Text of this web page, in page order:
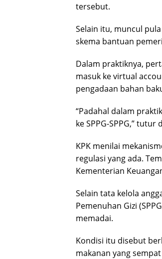
tersebut.
Selain itu, muncul
skema bantuan
Dalam praktiknya,
masuk ke virtual
pengadaan bahan
“Padahal dalam
ke SPPG-SPPG,” tutur
KPK menilai
regulasi yang ada.
Kementerian
Selain tata kelola
Pemenuhan Gizi
memadai.
Kondisi itu disebut
makanan yang